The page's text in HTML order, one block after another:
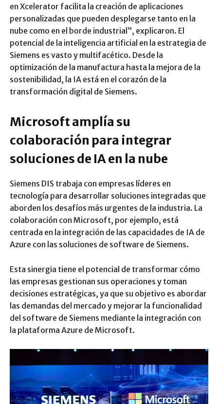
en Xcelerator facilita la creación de aplicaciones
personalizadas que pueden desplegarse tanto en la
nube como en el borde industrial”, explicaron. El
potencial de la inteligencia artificial en la estrategia de
Siemens es vasto y multifacético. Desde la
optimización de la manufactura hasta la mejora de la
sostenibilidad, la IA está en el corazón de la
transformación digital de Siemens.
Microsoft amplía su
colaboración para integrar
soluciones de IA en la nube
Siemens DIS trabaja con empresas líderes en
tecnología para desarrollar soluciones integradas que
aborden los desafíos más urgentes de la industria. La
colaboración con Microsoft, por ejemplo, está
centrada en la integración de las capacidades de IA de
Azure con las soluciones de software de Siemens.
Esta sinergia tiene el potencial de transformar cómo
las empresas gestionan sus operaciones y toman
decisiones estratégicas, ya que su objetivo es abordar
las demandas del mercado y mejorar la funcionalidad
del software de Siemens mediante la integración con
la plataforma Azure de Microsoft.